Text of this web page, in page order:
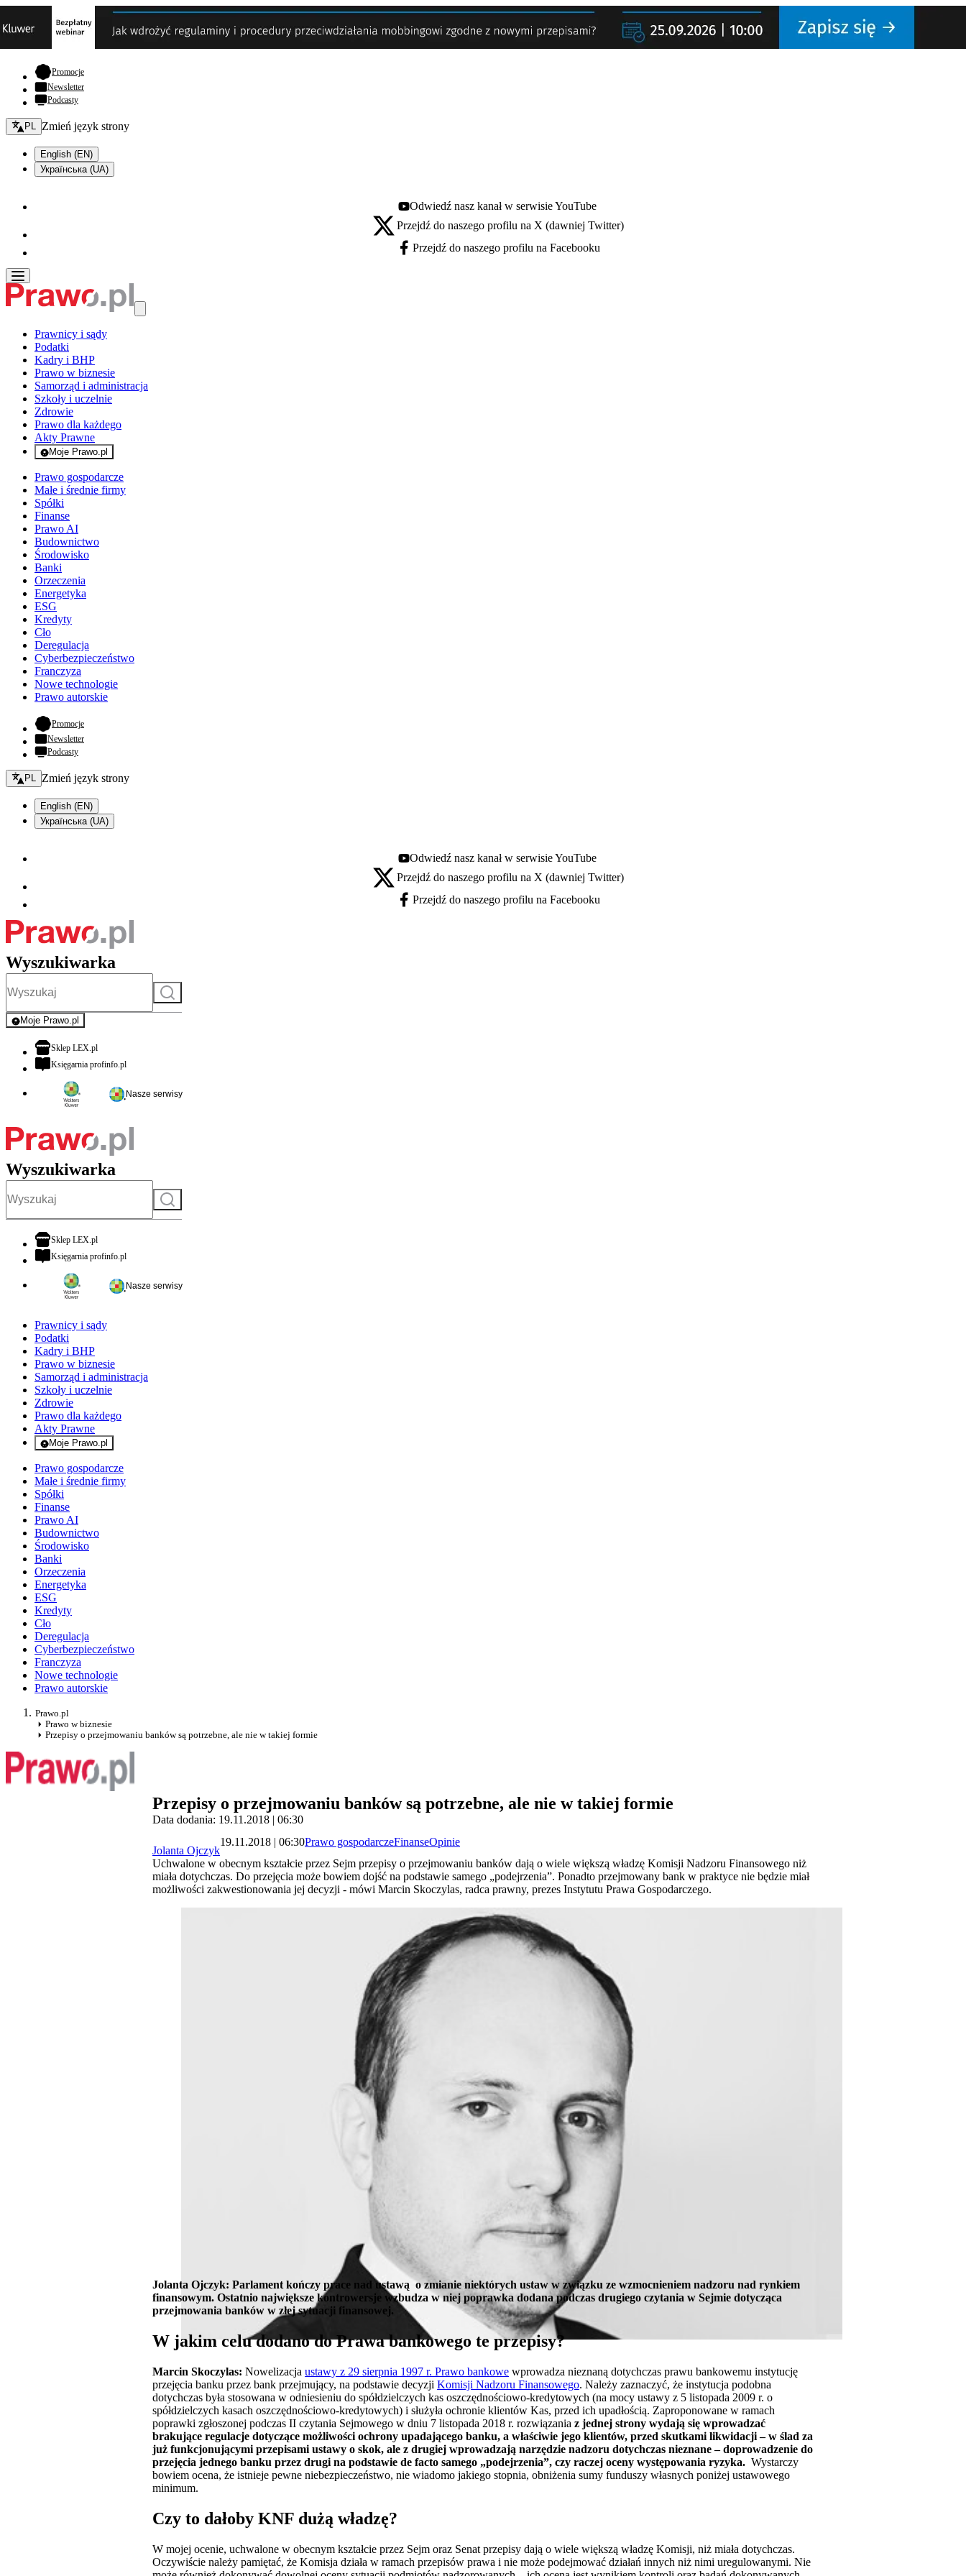
Promocje- otwiera się w nowej karcie
Newsletter
Podcasty
Zmień język - bieżący:
PL Zmień język strony
English (EN)
Українська (UA)
Youtube - otwiera się w nowej karcie
Odwiedź nasz kanał w serwisie YouTube
X - otwiera się w nowej karcie
Przejdź do naszego profilu na X (dawniej Twitter)
Facebook - otwiera się w nowej karcie
Przejdź do naszego profilu na Facebooku
Prawnicy i sądy
Podatki
Kadry i BHP
Prawo w biznesie
Samorząd i administracja
Szkoły i uczelnie
Zdrowie
Prawo dla każdego
Akty Prawne
Moje Prawo.pl
- rejestracja i logowanie do serwisu
Prawo gospodarcze
Małe i średnie firmy
Spółki
Finanse
Prawo AI
Budownictwo
Środowisko
Banki
Orzeczenia
Energetyka
ESG
Kredyty
Cło
Deregulacja
Cyberbezpieczeństwo
Franczyza
Nowe technologie
Prawo autorskie
Promocje- otwiera się w nowej karcie
Newsletter
Podcasty
Zmień język - bieżący:
PL Zmień język strony
English (EN)
Українська (UA)
Youtube - otwiera się w nowej karcie
Odwiedź nasz kanał w serwisie YouTube
X - otwiera się w nowej karcie
Przejdź do naszego profilu na X (dawniej Twitter)
Facebook - otwiera się w nowej karcie
Przejdź do naszego profilu na Facebooku
Wyszukiwarka
Szukaj
Moje Prawo.pl
- rejestracja i logowanie do serwisu
Sklep LEX.plotwiera się w nowej karcie
Księgarnia profinfo.plotwiera się w nowej karcie
Nasze serwisy
Wyszukiwarka
Szukaj
Sklep LEX.plotwiera się w nowej karcie
Księgarnia profinfo.plotwiera się w nowej karcie
Nasze serwisy
Prawnicy i sądy
Podatki
Kadry i BHP
Prawo w biznesie
Samorząd i administracja
Szkoły i uczelnie
Zdrowie
Prawo dla każdego
Akty Prawne
Moje Prawo.pl
- rejestracja i logowanie do serwisu
Prawo gospodarcze
Małe i średnie firmy
Spółki
Finanse
Prawo AI
Budownictwo
Środowisko
Banki
Orzeczenia
Energetyka
ESG
Kredyty
Cło
Deregulacja
Cyberbezpieczeństwo
Franczyza
Nowe technologie
Prawo autorskie
Prawo.pl
Prawo w biznesie
Przepisy o przejmowaniu banków są potrzebne, ale nie w takiej formie
Przepisy o przejmowaniu banków są potrzebne, ale nie w takiej formie
Data dodania: 19.11.2018 | 06:30
Jolanta Ojczyk
19.11.2018 | 06:30Prawo gospodarczeFinanseOpinie
Uchwalone w obecnym kształcie przez Sejm przepisy o przejmowaniu banków dają o wiele większą władzę Komisji Nadzoru Finansowego niż
miała dotychczas. Do przejęcia może bowiem dojść na podstawie samego „podejrzenia”. Ponadto przejmowany bank w praktyce nie będzie miał
możliwości zakwestionowania jej decyzji - mówi Marcin Skoczylas, radca prawny, prezes Instytutu Prawa Gospodarczego.
Jolanta Ojczyk: Parlament kończy prace nad ustawą o zmianie niektórych ustaw w związku ze wzmocnieniem nadzoru nad rynkiem
finansowym. Ostatnio największe kontrowersje wzbudza w niej poprawka dodana podczas drugiego czytania w Sejmie dotycząca
przejmowania banków w złej sytuacji finansowej.
W jakim celu dodano do Prawa bankowego te przepisy?
Marcin Skoczylas: Nowelizacja ustawy z 29 sierpnia 1997 r. Prawo bankowe wprowadza nieznaną dotychczas prawu bankowemu instytucję
przejęcia banku przez bank przejmujący, na podstawie decyzji Komisji Nadzoru Finansowego. Należy zaznaczyć, że instytucja podobna
dotychczas była stosowana w odniesieniu do spółdzielczych kas oszczędnościowo-kredytowych (na mocy ustawy z 5 listopada 2009 r. o
spółdzielczych kasach oszczędnościowo-kredytowych) i służyła ochronie klientów Kas, przed ich upadłością. Zaproponowane w ramach
poprawki zgłoszonej podczas II czytania Sejmowego w dniu 7 listopada 2018 r. rozwiązania z jednej strony wydają się wprowadzać
brakujące regulacje dotyczące możliwości ochrony upadającego banku, a właściwie jego klientów, przed skutkami likwidacji – w ślad za
już funkcjonującymi przepisami ustawy o skok, ale z drugiej wprowadzają narzędzie nadzoru dotychczas nieznane – doprowadzenie do
przejęcia jednego banku przez drugi na podstawie de facto samego „podejrzenia”, czy raczej oceny występowania ryzyka. Wystarczy
bowiem ocena, że istnieje pewne niebezpieczeństwo, nie wiadomo jakiego stopnia, obniżenia sumy funduszy własnych poniżej ustawowego
minimum.
Czy to dałoby KNF dużą władzę?
W mojej ocenie, uchwalone w obecnym kształcie przez Sejm oraz Senat przepisy dają o wiele większą władzę Komisji, niż miała dotychczas.
Oczywiście należy pamiętać, że Komisja działa w ramach przepisów prawa i nie może podejmować działań innych niż nimi uregulowanymi. Nie